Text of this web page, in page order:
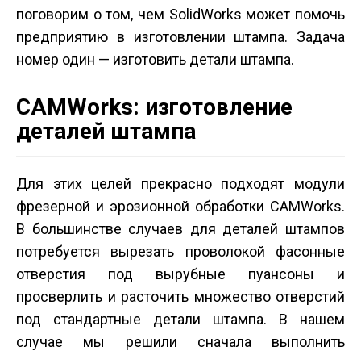
поговорим о том, чем SolidWorks может помочь
предприятию в изготовлении штампа. Задача
номер один — изготовить детали штампа.
CAMWorks: изготовление
деталей штампа
Для этих целей прекрасно подходят модули
фрезерной и эрозионной обработки CAMWorks.
В большинстве случаев для деталей штампов
потребуется вырезать проволокой фасонные
отверстия под вырубные пуансоны и
просверлить и расточить множество отверстий
под стандартные детали штампа. В нашем
случае мы решили сначала выполнить